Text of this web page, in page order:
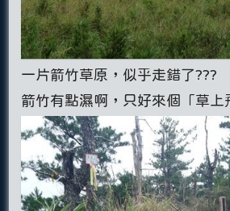
一片箭竹草原，似乎走錯了???
箭竹有點濕啊，只好來個「草上